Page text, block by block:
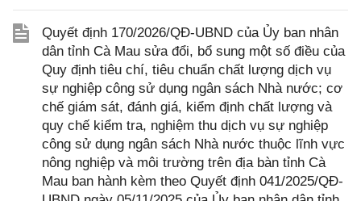
Quyết định 170/2026/QĐ-UBND của Ủy ban nhân
dân tỉnh Cà Mau sửa đổi, bổ sung một số điều của
Quy định tiêu chí, tiêu chuẩn chất lượng dịch vụ
sự nghiệp công sử dụng ngân sách Nhà nước; cơ
chế giám sát, đánh giá, kiểm định chất lượng và
quy chế kiểm tra, nghiệm thu dịch vụ sự nghiệp
công sử dụng ngân sách Nhà nước thuộc lĩnh vực
nông nghiệp và môi trường trên địa bàn tỉnh Cà
Mau ban hành kèm theo Quyết định 041/2025/QĐ-